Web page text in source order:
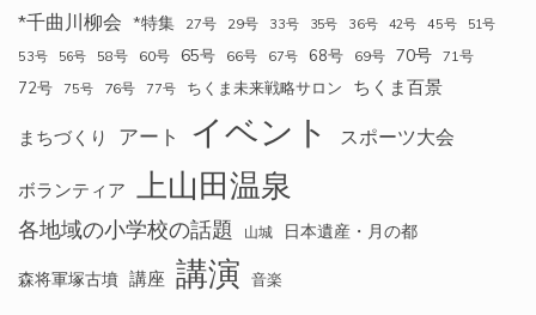
*千曲川柳会 *特集 27号 29号 33号 35号 36号 42号 45号
51号
53号
56号 58号 60号 65号 66号 67号 68号 69号 70号 71号
72号 75号 76号 77号 ちくま未来戦略サロン ちくま百景
まちづくり アート イベント スポーツ大会
ボランティア 上山田温泉
各地域の小学校の話題 山城 日本遺産・月の都
森将軍塚古墳 講座 講演 音楽